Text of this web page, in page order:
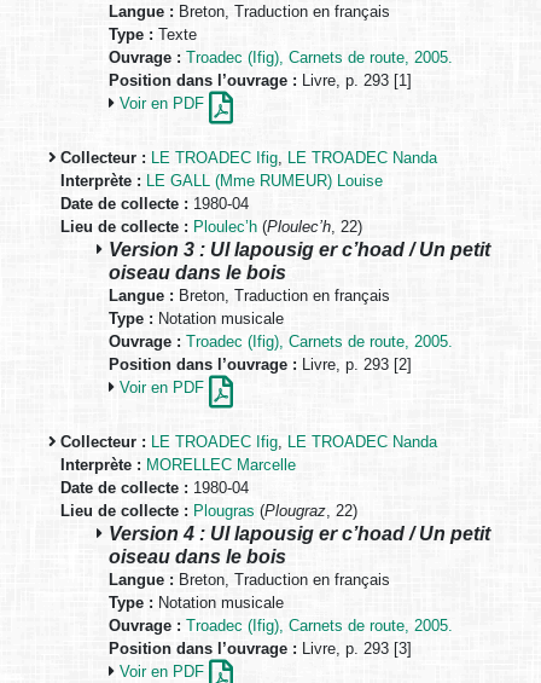
Langue : Breton, Traduction en français
Type : Texte
Ouvrage : Troadec (Ifig), Carnets de route, 2005.
Position dans l’ouvrage : Livre, p. 293 [1]
Voir en PDF
Collecteur : LE TROADEC Ifig, LE TROADEC Nanda
Interprète : LE GALL (Mme RUMEUR) Louise
Date de collecte : 1980-04
Lieu de collecte : Ploulec’h (Ploulec’h, 22)
Version 3 : Ul lapousig er c’hoad / Un petit
oiseau dans le bois
Langue : Breton, Traduction en français
Type : Notation musicale
Ouvrage : Troadec (Ifig), Carnets de route, 2005.
Position dans l’ouvrage : Livre, p. 293 [2]
Voir en PDF
Collecteur : LE TROADEC Ifig, LE TROADEC Nanda
Interprète : MORELLEC Marcelle
Date de collecte : 1980-04
Lieu de collecte : Plougras (Plougraz, 22)
Version 4 : Ul lapousig er c’hoad / Un petit
oiseau dans le bois
Langue : Breton, Traduction en français
Type : Notation musicale
Ouvrage : Troadec (Ifig), Carnets de route, 2005.
Position dans l’ouvrage : Livre, p. 293 [3]
Voir en PDF